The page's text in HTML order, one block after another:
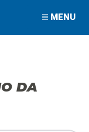
MENU
DA